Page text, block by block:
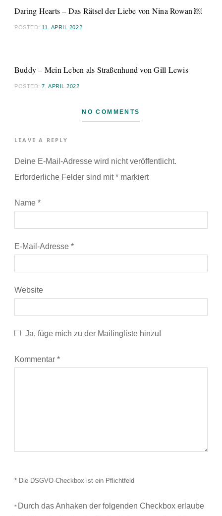
Daring Hearts – Das Rätsel der Liebe von Nina Rowan ￼
POSTED: 11. APRIL 2022
Buddy – Mein Leben als Straßenhund von Gill Lewis
POSTED:7. APRIL 2022
NO COMMENTS
LEAVE A REPLY
Deine E-Mail-Adresse wird nicht veröffentlicht.
Erforderliche Felder sind mit* markiert
Name *
E-Mail-Adresse *
Website
Ja, füge mich zu der Mailingliste hinzu!
Kommentar *
* Die DSGVO-Checkbox ist ein Pflichtfeld
* Durch das Anhaken der folgenden Checkbox erlaube